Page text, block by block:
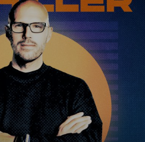
SCHILLER
2026 | Freitag | Insel Mainau